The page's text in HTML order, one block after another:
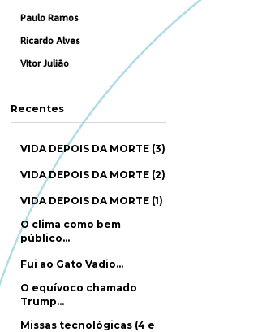
Paulo Ramos
Ricardo Alves
Vítor Julião
Recentes
VIDA DEPOIS DA MORTE (3)
VIDA DEPOIS DA MORTE (2)
VIDA DEPOIS DA MORTE (1)
O clima como bem
público…
Fui ao Gato Vadio…
O equívoco chamado
Trump…
Missas tecnológicas (4 e